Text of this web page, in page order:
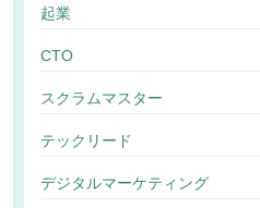
起業
CTO
スクラムマスター
テックリード
デジタルマーケティング